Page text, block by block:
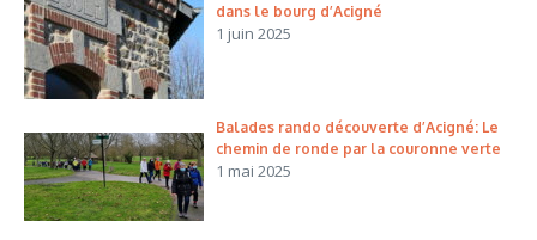
dans le bourg d’Acigné
1 juin 2025
Balades rando découverte d’Acigné: Le
chemin de ronde par la couronne verte
1 mai 2025